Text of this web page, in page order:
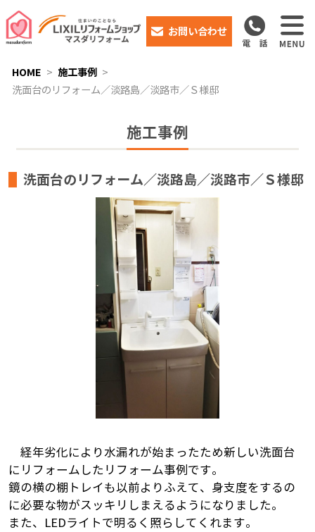
お問い合わせ
HOME
施工事例
洗面台のリフォーム／淡路島／淡路市／Ｓ様邸
施工事例
洗面台のリフォーム／淡路島／淡路市／Ｓ様邸
経年劣化により水漏れが始まったため新しい洗面台
にリフォームしたリフォーム事例です。
鏡の横の棚トレイも以前よりふえて、身支度をするの
に必要な物がスッキリしまえるようになりました。
また、LEDライトで明るく照らしてくれます。